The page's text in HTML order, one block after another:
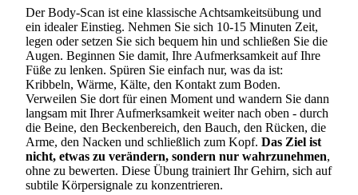
Der Body-Scan ist eine klassische Achtsamkeitsübung und
ein idealer Einstieg. Nehmen Sie sich 10-15 Minuten Zeit,
legen oder setzen Sie sich bequem hin und schließen Sie die
Augen. Beginnen Sie damit, Ihre Aufmerksamkeit auf Ihre
Füße zu lenken. Spüren Sie einfach nur, was da ist:
Kribbeln, Wärme, Kälte, den Kontakt zum Boden.
Verweilen Sie dort für einen Moment und wandern Sie dann
langsam mit Ihrer Aufmerksamkeit weiter nach oben - durch
die Beine, den Beckenbereich, den Bauch, den Rücken, die
Arme, den Nacken und schließlich zum Kopf. Das Ziel ist
nicht, etwas zu verändern, sondern nur wahrzunehmen,
ohne zu bewerten. Diese Übung trainiert Ihr Gehirn, sich auf
subtile Körpersignale zu konzentrieren.